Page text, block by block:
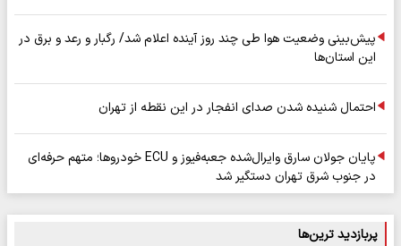
پیش‌بینی وضعیت هوا طی چند روز آینده اعلام شد/ رگبار و رعد و برق در
این استان‌ها
احتمال شنیده شدن صدای انفجار در این نقطه از تهران
پایان جولان سارق وایرال‌شده جعبه‌فیوز و ECU خودروها؛ متهم حرفه‌ای
در جنوب شرق تهران دستگیر شد
پربازدید ترین‌ها